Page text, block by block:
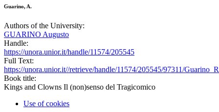
Guarino, A.
Authors of the University:
GUARINO Augusto
Handle:
https://unora.unior.it/handle/11574/205545
Full Text:
https://unora.unior.it//retrieve/handle/11574/205545/97311/
Book title:
Kings and Clowns Il (non)senso del Tragicomico
Use of cookies